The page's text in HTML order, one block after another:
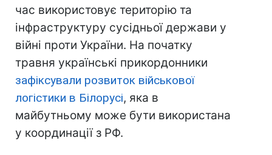
час використовує територію та
інфраструктуру сусідньої держави у
війні проти України. На початку
травня українські прикордонники
зафіксували розвиток військової
логістики в Білорусі, яка в
майбутньому може бути використана
у координації з РФ.